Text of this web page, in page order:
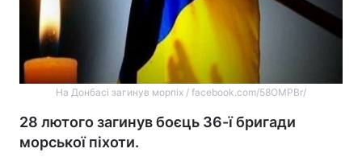
На Донбасі загинув морпіх / facebook.com/58OMPBr/
28 лютого загинув боєць 36-ї бригади
морської піхоти.